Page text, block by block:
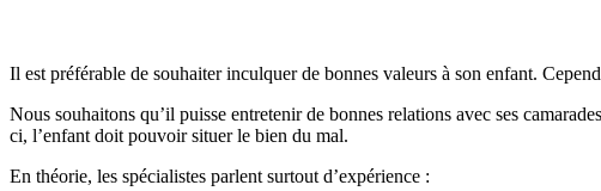
Il est préférable de souhaiter inculquer de bonnes valeurs à son enfant.
Nous souhaitons qu’il puisse entretenir de bonnes relations avec ses
ci, l’enfant doit pouvoir situer le bien du mal.
En théorie, les spécialistes parlent surtout d’expérience :